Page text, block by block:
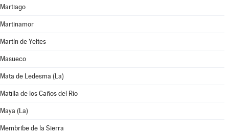
Martiago
Martinamor
Martín de Yeltes
Masueco
Mata de Ledesma (La)
Matilla de los Caños del Río
Maya (La)
Membribe de la Sierra